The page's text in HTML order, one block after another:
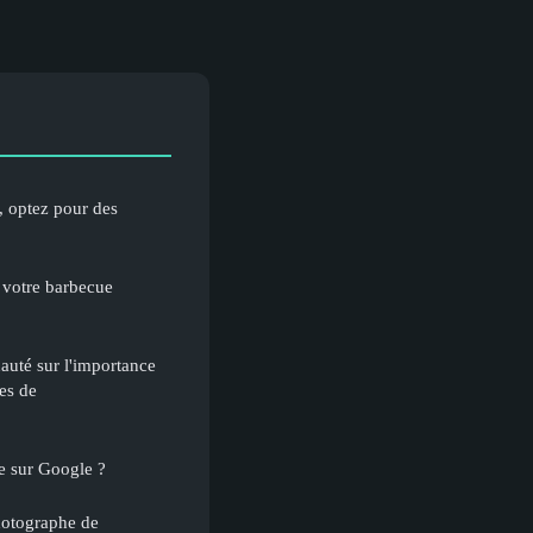
optez pour des
barbecue
sur l'importance
de
sur Google ?
de